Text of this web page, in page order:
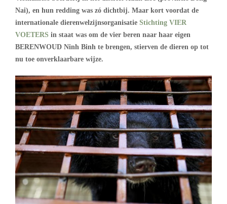
Nai), en hun redding was zó dichtbij. Maar kort voordat de
internationale dierenwelzijnsorganisatie Stichting VIER
VOETERS in staat was om de vier beren naar haar eigen
BERENWOUD Ninh Binh te brengen, stierven de dieren op tot
nu toe onverklaarbare wijze.